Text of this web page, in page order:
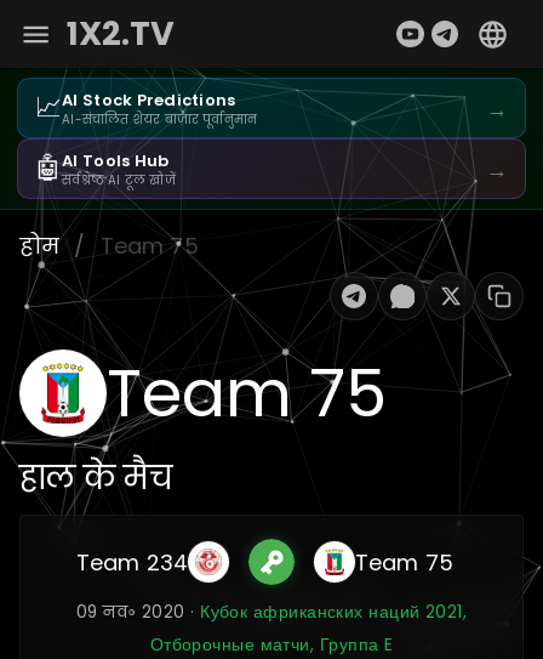
1X2.TV
📈AI Stock Predictions
AI-संचालित शेयर बाज़ार पूर्वानुमान →
🤖AI Tools Hub
सर्वश्रेष्ठ AI टूल खोजें →
होम / Team 75
Team 75
हाल के मैच
Team 234 Team 75
09 नव॰ 2020 · Кубок африканских наций 2021,
Отборочные матчи, Группа E